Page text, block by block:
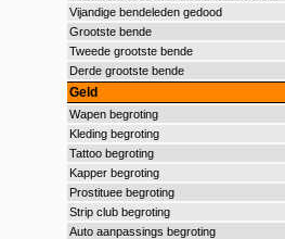
Vijandige bendeleden gedood
Grootste bende
Tweede grootste bende
Derde grootste bende
Geld
Wapen begroting
Kleding begroting
Tattoo begroting
Kapper begroting
Prostituee begroting
Strip club begroting
Auto aanpassings begroting